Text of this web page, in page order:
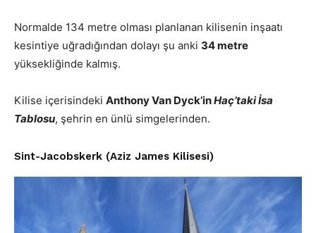
Normalde 134 metre olması planlanan kilisenin inşaatı
kesintiye uğradığından dolayı şu anki 34 metre
yüksekliğinde kalmış.
Kilise içerisindeki Anthony Van Dyck’inHaç’taki İsa
Tablosu, şehrin en ünlü simgelerinden.
Sint-Jacobskerk (Aziz James Kilisesi)